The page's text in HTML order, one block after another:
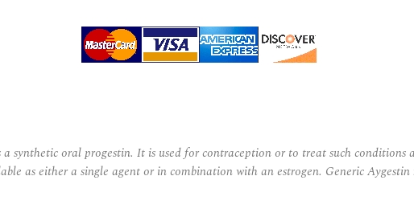
synthetic oral progestin. It is used for contraception or to treat such
as either a single agent or in combination with an estrogen. Generic